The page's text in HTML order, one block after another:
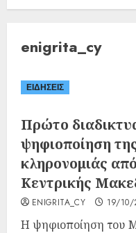
enigrita_cy
ΕΙΔΗΣΕΙΣ
Πρώτο
ψηφιοποίηση
κληρονομιάς
Κεντρικής
ENIGRITA_CY 19/10/
Η ψηφιοποίηση του